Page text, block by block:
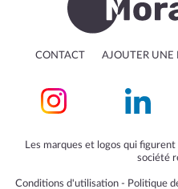
CONTACT AJOUTER UNE
Les marques et logos qui
société
Conditions d'utilisation‐ Politique